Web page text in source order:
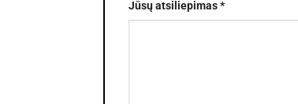
Jūsų atsiliepimas*